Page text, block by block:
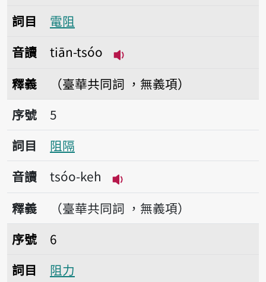
詞目
電阻
音讀
tiān-tsóo
釋義
（臺華共同詞 ，無義項）
序號5阻隔
序號
5
詞目
阻隔
音讀
tsóo-keh
播放音讀tsóo-keh
釋義
（臺華共同詞 ，無義項）
序號6阻力
序號
6
詞目
阻力